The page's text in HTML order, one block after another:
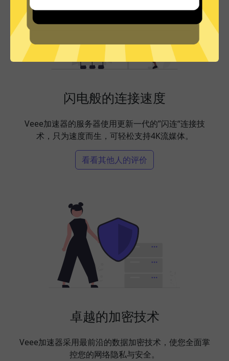
闪电般的连接速度
Veee加速器的服务器使用更新一代的”闪连“连接技
术，只为速度而生，可轻松支持4K流媒体。
看看其他人的评价
卓越的加密技术
Veee加速器采用最前沿的数据加密技术，使您全面掌
控您的网络隐私与安全。